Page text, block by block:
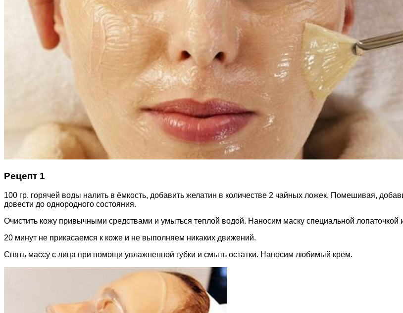
Рецепт 1
100 гр. горячей воды налить в ёмкость, добавить желатин в количестве 2 чайных ложек. Помешивая,
довести до однородного состояния.
Очистить кожу привычными средствами и умыться теплой водой. Наносим маску специальной лопаточкой
20 минут не прикасаемся к коже и не выполняем никаких движений.
Снять массу с лица при помощи увлажненной губки и смыть остатки. Наносим любимый крем.